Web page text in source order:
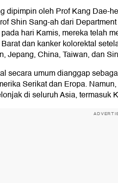
dipimpin oleh Prof Kang Dae-
Shin Sang-ah dari
hari Kamis, mereka telah
dan kanker kolorektal
Jepang, China, Taiwan, dan
secara umum dianggap
Serikat dan Eropa.
di seluruh Asia, termasuk